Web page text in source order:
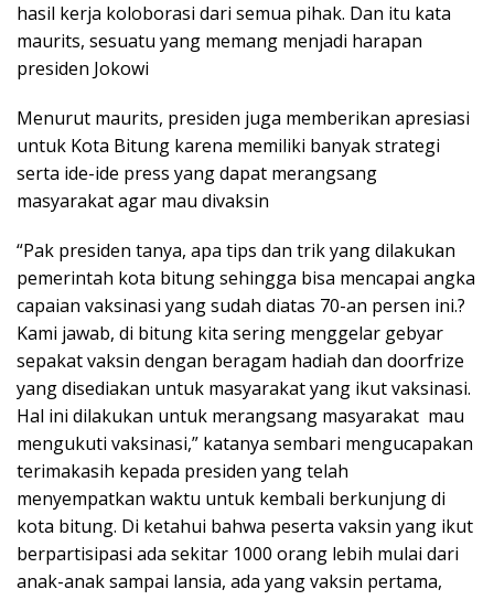
hasil kerja koloborasi dari semua pihak. Dan itu kata
maurits, sesuatu yang memang menjadi harapan
presiden Jokowi
Menurut maurits, presiden juga memberikan apresiasi
untuk Kota Bitung karena memiliki banyak strategi
serta ide-ide press yang dapat merangsang
masyarakat agar mau divaksin
“Pak presiden tanya, apa tips dan trik yang dilakukan
pemerintah kota bitung sehingga bisa mencapai angka
capaian vaksinasi yang sudah diatas 70-an persen ini.?
Kami jawab, di bitung kita sering menggelar gebyar
sepakat vaksin dengan beragam hadiah dan doorfrize
yang disediakan untuk masyarakat yang ikut vaksinasi.
Hal ini dilakukan untuk merangsang masyarakat mau
mengukuti vaksinasi,” katanya sembari mengucapakan
terimakasih kepada presiden yang telah
menyempatkan waktu untuk kembali berkunjung di
kota bitung. Di ketahui bahwa peserta vaksin yang ikut
berpartisipasi ada sekitar 1000 orang lebih mulai dari
anak-anak sampai lansia, ada yang vaksin pertama,